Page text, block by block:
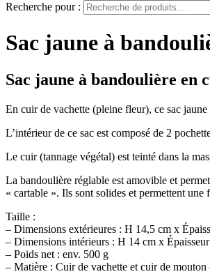
Recherche pour :
Sac jaune à
Sac jaune à bandoulière en
En cuir de vachette (pleine fleur), ce sac
L’intérieur de ce sac est composé de 2
Le cuir (tannage végétal) est teinté dans la
La bandoulière réglable est amovible et
« cartable ». Ils sont solides et permettent une
Taille :
– Dimensions extérieures : H 14,5 cm x
– Dimensions intérieurs : H 14 cm x
– Poids net : env. 500 g
– Matière : Cuir de vachette et cuir de